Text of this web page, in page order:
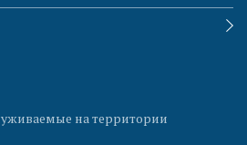
на территории